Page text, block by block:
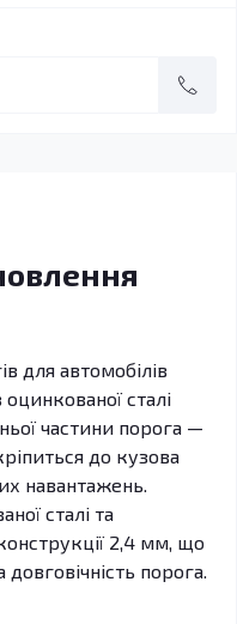
для автомобілів
сталі
частини порога —
до кузова
навантажень.
сталі та
2,4 мм, що
порога.